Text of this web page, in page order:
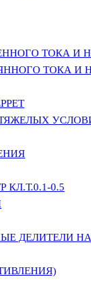
ТОКА И
ТОКА И
0.5
ДЕЛИТЕЛИ